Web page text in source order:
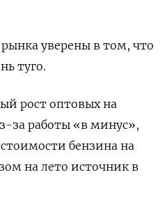
уверены в том, что
туго.
рост оптовых на
за работы «в минус»,
бензина на
на лето источник в